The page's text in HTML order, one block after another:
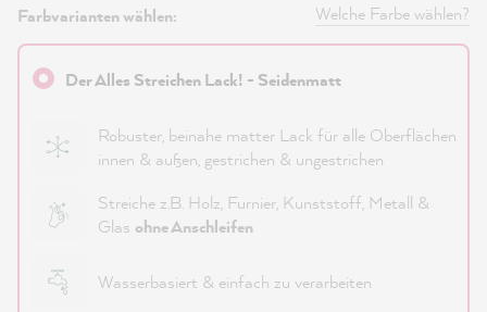
Farbvarianten wählen: Welche Farbe wählen?
Der Alles Streichen Lack! - Seidenmatt
Robuster, beinahe matter Lack für alle Oberflächen
innen & außen, gestrichen & ungestrichen
Streiche z.B. Holz, Furnier, Kunststoff, Metall &
Glas ohne Anschleifen
Wasserbasiert & einfach zu verarbeiten